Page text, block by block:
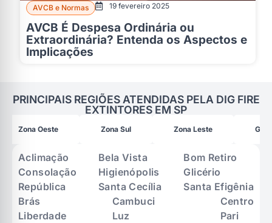
AVCB e Normas 19 fevereiro 2025
AVCB É Despesa Ordinária ou
Extraordinária? Entenda os Aspectos e
Implicações
PRINCIPAIS REGIÕES ATENDIDAS PELA DIG FIRE
EXTINTORES EM SP
Zona Oeste Zona Sul Zona Leste
Aclimação
Consolação
República
Bela Vista
Higienópolis
Santa Cecília
Bom Retiro
Glicério
Santa Efigênia
Brás
Liberdade
Cambuci
Luz
Centro
Pari